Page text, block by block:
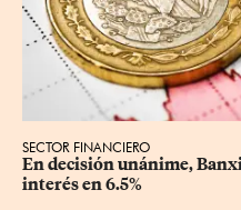
SECTOR FINANCIERO
En decisión unánime,
interés en 6.5%